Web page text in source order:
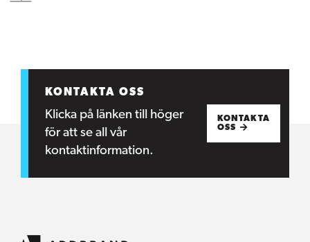
KONTAKTA OSS
Klicka på länken till höger
för att se all vår
kontaktinformation.
KONTAKTA
OSS